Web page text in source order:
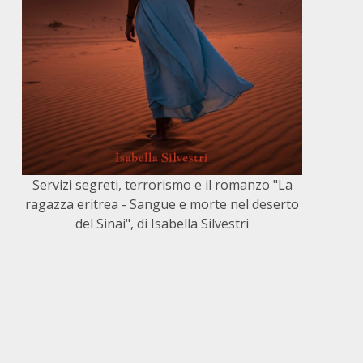
Servizi segreti, terrorismo e il romanzo "La
ragazza eritrea - Sangue e morte nel deserto
del Sinai", di Isabella Silvestri